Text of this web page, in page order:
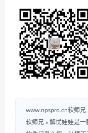
www.npspro.cn软师兄
软师兄 » 解忧娃娃是一